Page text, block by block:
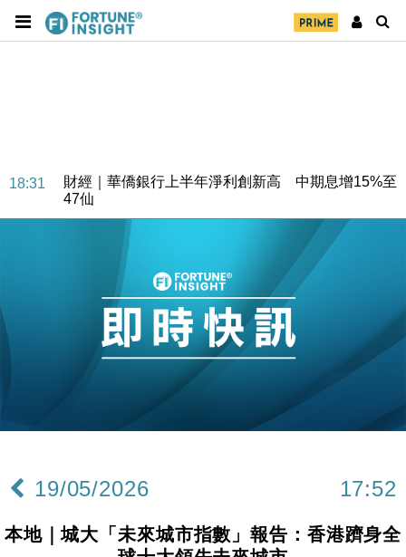
18:31
財經｜華僑銀行上半年淨利創新高 中期息增15%至
47仙
財經｜滙豐上調香港今年GDP預測至4.5% 看好貿易
及消費表現
本地｜假冒內地執法人員要求交「保證金」 43歲女子
損失近6900萬元
財經｜日經失守6.5萬點後回穩 全周仍升近2%
15:47
財經｜恒隆10月換帥 玩具「反」斗城亞洲CEO蔡德
財經｜韓股反覆波動收跌 連挫7周創逾3年最長跌勢
12:44
財經｜日本春季三度入市撐日圓 4月單日斥6.28萬億
11:12
國際｜特朗普料美伊戰事快結束 承認部分彈藥庫存緊
19/05/2026 17:52
本地｜城大「未來城市指數」報告：香港躋身全